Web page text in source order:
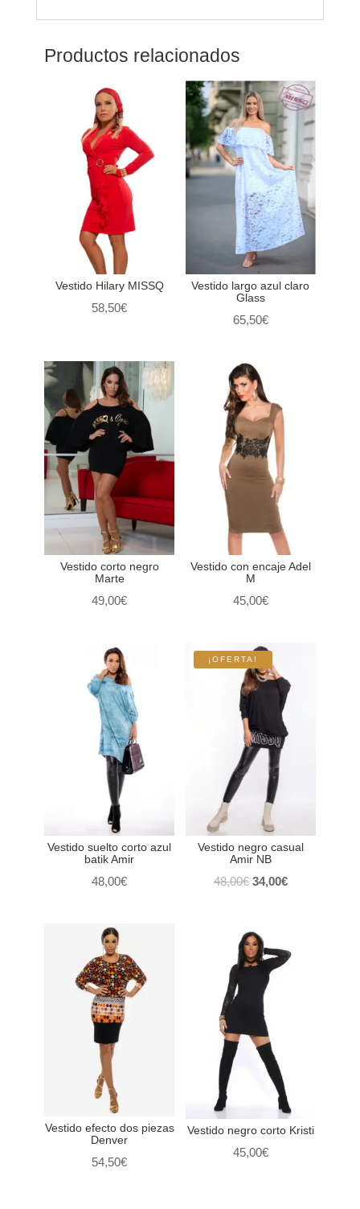
Productos relacionados
Vestido Hilary MISSQ
58,50€
Vestido largo azul claro
Glass
65,50€
Vestido corto negro
Marte
49,00€
Vestido con encaje Adel
M
45,00€
Vestido suelto corto azul
batik Amir
48,00€
¡OFERTA!
Vestido negro casual
Amir NB
48,00€ El
era:
48,00€.
34,00€El
34,00€.
Vestido efecto dos piezas
Denver
54,50€
Vestido negro corto Kristi
45,00€